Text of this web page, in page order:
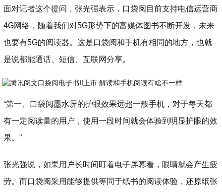
面对记者这个提问，张光强表示，口袋阅目前支持电信运营商
4G网络，随着我们对5G形势下的富媒体图书不断开发，未来
也要有5G的阅读器。这是口袋阅和手机有相同的地方，也就
是说都能通话、短信、互联网分享。
“第一、口袋阅墨水屏的护眼效果远超一般手机，对于每天都
有一定阅读量的用户，使用一段时间就会体验到明显护眼的效
果。”
张光强说，如果用户长时间盯着电子屏幕看，眼睛就会产生疲
劳。而口袋阅采用能够提供等同于纸书的阅读体验，还原纸张